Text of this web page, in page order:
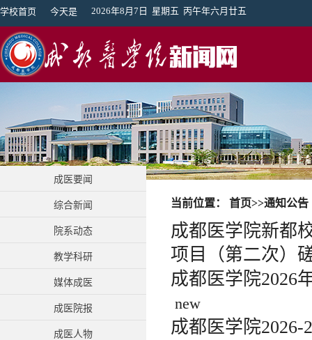
学校首页 今天是 2026年8月7日 星期五 丙午年六月廿五
成医要闻
综合新闻
院系动态
教学科研
媒体成医
成医院报
成医人物
当前位置： 首页>>通知公告
成都医学院新都
项目（第二次）
成都医学院2026
new
成都医学院